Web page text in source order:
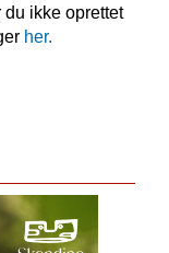
ikke oprettet
her.